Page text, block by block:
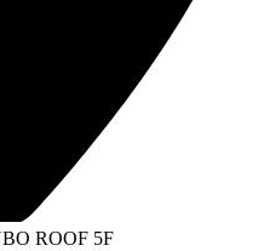
ROOF 5F